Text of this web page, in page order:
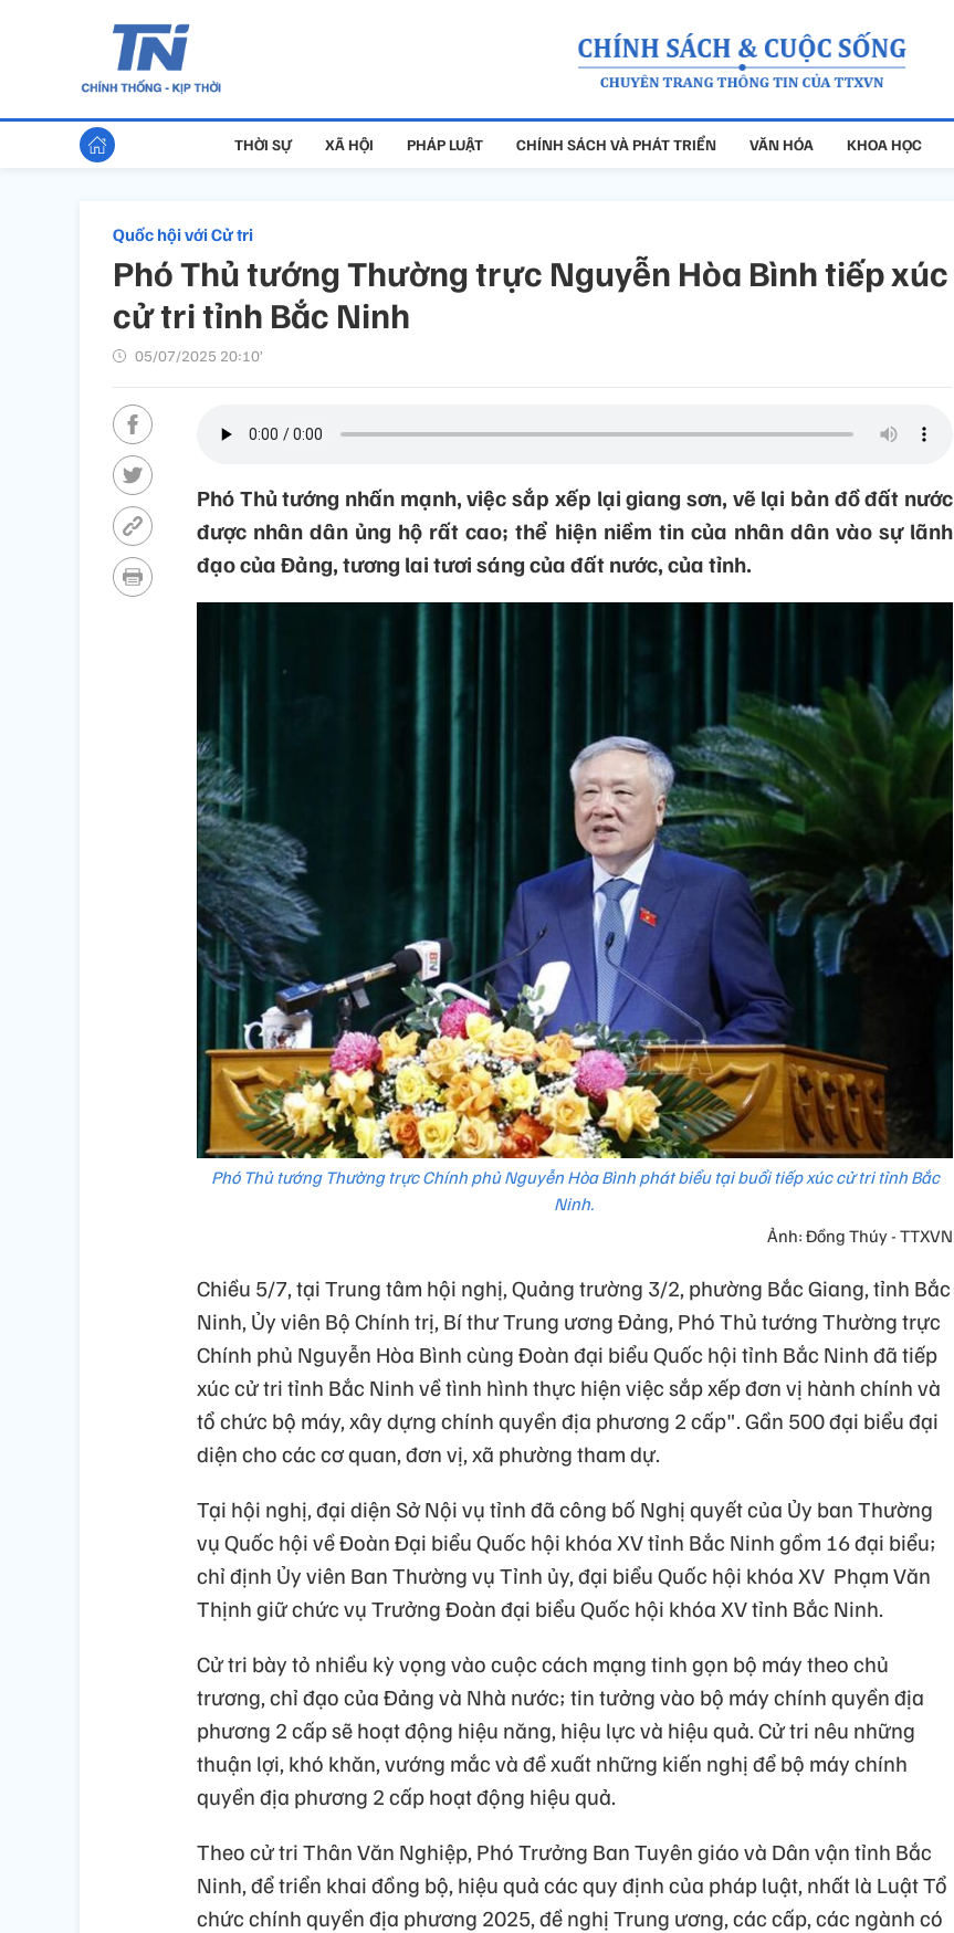
THỜI SỰ XÃ HỘI PHÁP LUẬT CHÍNH SÁCH VÀ PHÁT TRIỂN VĂN HÓA KHOA HỌC
Quốc hội với Cử tri
Phó Thủ tướng Thường trực Nguyễn Hòa Bình tiếp xúc
cử tri tỉnh Bắc Ninh
05/07/2025 20:10’
Phó Thủ tướng nhấn mạnh, việc sắp xếp lại giang sơn, vẽ lại bản đồ đất nước
được nhân dân ủng hộ rất cao; thể hiện niềm tin của nhân dân vào sự lãnh
đạo của Đảng, tương lai tươi sáng của đất nước, của tỉnh.
Phó Thủ tướng Thường trực Chính phủ Nguyễn Hòa Bình phát biểu tại buổi tiếp xúc cử tri tỉnh Bắc
Ninh.
Ảnh: Đồng Thúy - TTXVN
Chiều 5/7, tại Trung tâm hội nghị, Quảng trường 3/2, phường Bắc Giang, tỉnh Bắc
Ninh, Ủy viên Bộ Chính trị, Bí thư Trung ương Đảng, Phó Thủ tướng Thường trực
Chính phủ Nguyễn Hòa Bình cùng Đoàn đại biểu Quốc hội tỉnh Bắc Ninh đã tiếp
xúc cử tri tỉnh Bắc Ninh về tình hình thực hiện việc sắp xếp đơn vị hành chính và
tổ chức bộ máy, xây dựng chính quyền địa phương 2 cấp". Gần 500 đại biểu đại
diện cho các cơ quan, đơn vị, xã phường tham dự.
Tại hội nghị, đại diện Sở Nội vụ tỉnh đã công bố Nghị quyết của Ủy ban Thường
vụ Quốc hội về Đoàn Đại biểu Quốc hội khóa XV tỉnh Bắc Ninh gồm 16 đại biểu;
chỉ định Ủy viên Ban Thường vụ Tỉnh ủy, đại biểu Quốc hội khóa XV Phạm Văn
Thịnh giữ chức vụ Trưởng Đoàn đại biểu Quốc hội khóa XV tỉnh Bắc Ninh.
Cử tri bày tỏ nhiều kỳ vọng vào cuộc cách mạng tinh gọn bộ máy theo chủ
trương, chỉ đạo của Đảng và Nhà nước; tin tưởng vào bộ máy chính quyền địa
phương 2 cấp sẽ hoạt động hiệu năng, hiệu lực và hiệu quả. Cử tri nêu những
thuận lợi, khó khăn, vướng mắc và đề xuất những kiến nghị để bộ máy chính
quyền địa phương 2 cấp hoạt động hiệu quả.
Theo cử tri Thân Văn Nghiệp, Phó Trưởng Ban Tuyên giáo và Dân vận tỉnh Bắc
Ninh, để triển khai đồng bộ, hiệu quả các quy định của pháp luật, nhất là Luật Tổ
chức chính quyền địa phương 2025, đề nghị Trung ương, các cấp, các ngành có